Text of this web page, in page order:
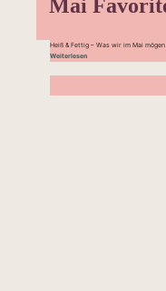
Mai
Heiß & Fettig – Was wir im Mai
Weiterlesen